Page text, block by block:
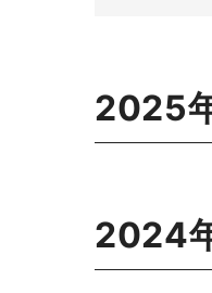
2025
2024